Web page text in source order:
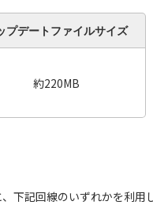
プデートファイルサイズ
約220MB
下記回線のいずれかを利